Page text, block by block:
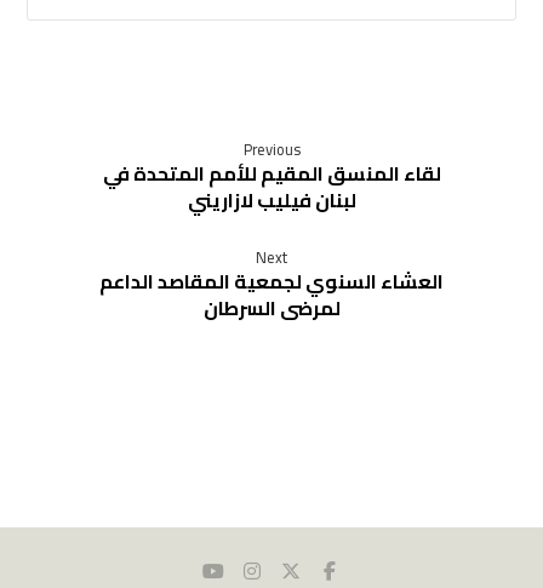
Previous
لقاء المنسق المقيم للأمم المتحدة في
لبنان فيليب لازاريني
Next
العشاء السنوي لجمعية المقاصد الداعم
لمرضى السرطان